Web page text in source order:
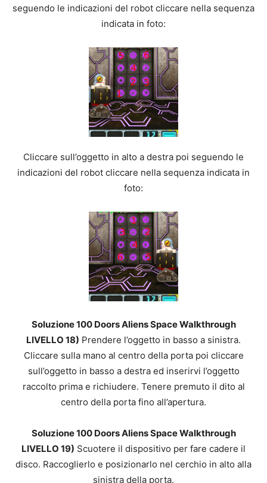
seguendo le indicazioni del robot cliccare nella sequenza
indicata in foto:
Cliccare sull’oggetto in alto a destra poi seguendo le
indicazioni del robot cliccare nella sequenza indicata in
foto:
Soluzione 100 Doors Aliens Space Walkthrough
LIVELLO 18) Prendere l’oggetto in basso a sinistra.
Cliccare sulla mano al centro della porta poi cliccare
sull’oggetto in basso a destra ed inserirvi l’oggetto
raccolto prima e richiudere. Tenere premuto il dito al
centro della porta fino all’apertura.
Soluzione 100 Doors Aliens Space Walkthrough
LIVELLO 19) Scuotere il dispositivo per fare cadere il
disco. Raccoglierlo e posizionarlo nel cerchio in alto alla
sinistra della porta.